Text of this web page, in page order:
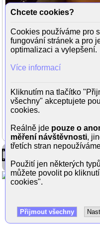
Deana Horváthová ve
(1989,
Sedím na
Chcete cookies?
Cookies používáme pro
fungování stránek a pro
optimalizaci a vylepšení.
Více informací
Kliknutím na tlačítko
všechny" akceptujete
cookies.
Reálně jde pouze o
měření návštěvnosti,
třetích stran
Použití jen některých
můžete povolit po
cookies".
Přijmout všechny